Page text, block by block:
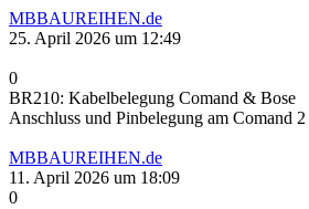
MBBAUREIHEN.de
25. April 2026 um 12:49
0
BR210: Kabelbelegung Comand & Bose
Anschluss und Pinbelegung am Comand
MBBAUREIHEN.de
11. April 2026 um 18:09
0